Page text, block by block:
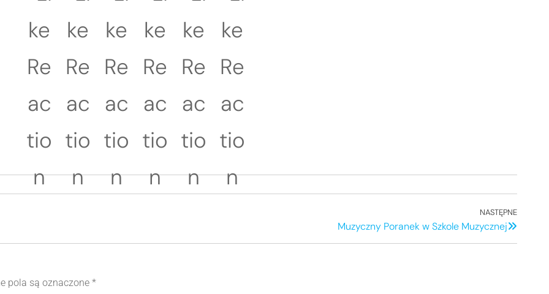
NASTĘPNE
Muzyczny Poranek w Szkole Muzycznej
pola są oznaczone *